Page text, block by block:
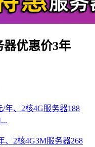
器优惠价3年
年、2核4G服务器188
、2核4G3M服务器268